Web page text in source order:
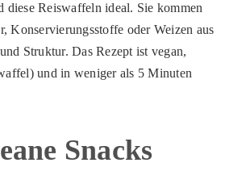
diese Reiswaffeln ideal. Sie kommen
Konservierungsstoffe oder Weizen aus
Struktur. Das Rezept ist vegan,
und in weniger als 5 Minuten
Snacks